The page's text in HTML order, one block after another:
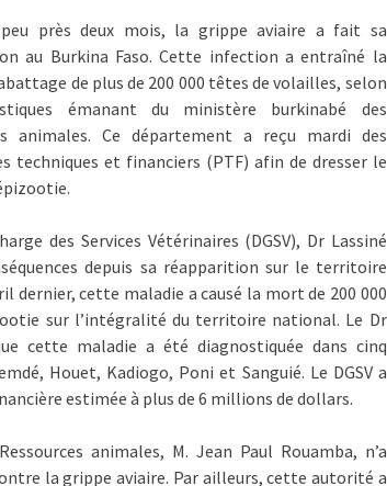
près deux mois, la grippe aviaire a fait sa
au Burkina Faso. Cette infection a entraîné la
de plus de 200 000 têtes de volailles, selon
émanant du ministère burkinabé des
animales. Ce département a reçu mardi des
techniques et financiers (PTF) afin de dresser le
des Services Vétérinaires (DGSV), Dr Lassiné
depuis sa réapparition sur le territoire
dernier, cette maladie a causé la mort de 200 000
sur l’intégralité du territoire national. Le Dr
cette maladie a été diagnostiquée dans cinq
Houet, Kadiogo, Poni et Sanguié. Le DGSV a
estimée à plus de 6 millions de dollars.
animales, M. Jean Paul Rouamba, n’a
la grippe aviaire. Par ailleurs, cette autorité a